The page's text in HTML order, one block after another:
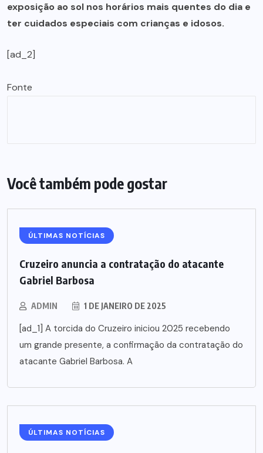
exposição ao sol nos horários mais quentes do dia e
ter cuidados especiais com crianças e idosos.
[ad_2]
Fonte
Você também pode gostar
ÚLTIMAS NOTÍCIAS
Cruzeiro anuncia a contratação do atacante
Gabriel Barbosa
ADMIN 1 DE JANEIRO DE 2025
[ad_1] A torcida do Cruzeiro iniciou 2025 recebendo
um grande presente, a confirmação da contratação do
atacante Gabriel Barbosa. A
ÚLTIMAS NOTÍCIAS